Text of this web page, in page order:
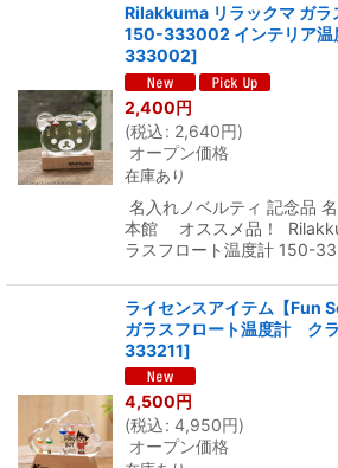
Rilakkuma リラックマ ガラ
150-333002 インテリア温
333002]
2,400円
(税込: 2,640円)
オープン価格
在庫あり
名入れノベルティ 記念品
本館 オススメ品！
ラスフロート温度計 150-
ライセンスアイテム【Fun
ガラスフロート温度計 ク
333211]
4,500円
(税込: 4,950円)
オープン価格